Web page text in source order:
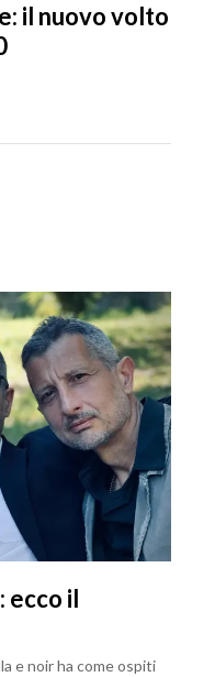
il nuovo volto
ecco il
e noir ha come ospiti